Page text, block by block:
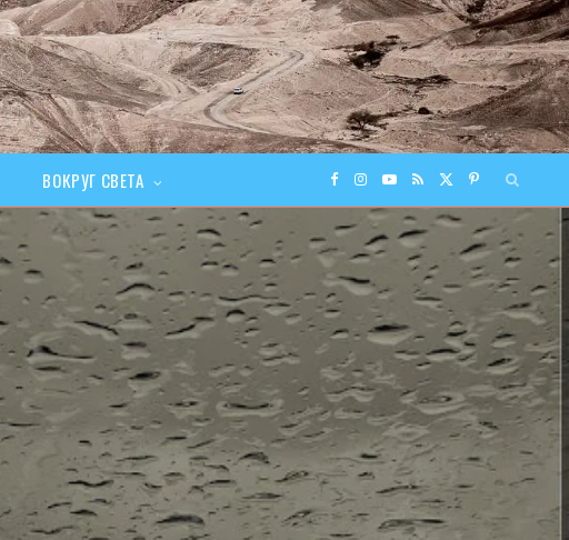
F
a
c
e
b
o
I
n
s
t
a
g
r
Y
o
T
u
b
e
R
S
S T
w
i
t
P
i
n
e
r
ВОКРУГ СВЕТА